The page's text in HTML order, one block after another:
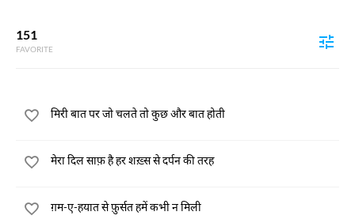
151
FAVORITE
मिरी बात पर जो चलते तो कुछ और बात होती
मेरा दिल साफ़ है हर शख़्स से दर्पन की तरह
ग़म-ए-हयात से फ़ुर्सत हमें कभी न मिली